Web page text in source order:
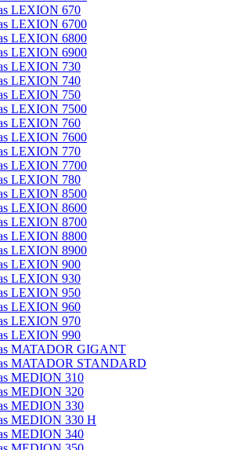
LEXION 670
LEXION 6700
LEXION 6800
LEXION 6900
LEXION 730
LEXION 740
LEXION 750
LEXION 7500
LEXION 760
LEXION 7600
LEXION 770
LEXION 7700
LEXION 780
LEXION 8500
LEXION 8600
LEXION 8700
LEXION 8800
LEXION 8900
LEXION 900
LEXION 930
LEXION 950
LEXION 960
LEXION 970
LEXION 990
MATADOR GIGANT
MATADOR STANDARD
MEDION 310
MEDION 320
MEDION 330
MEDION 330 H
MEDION 340